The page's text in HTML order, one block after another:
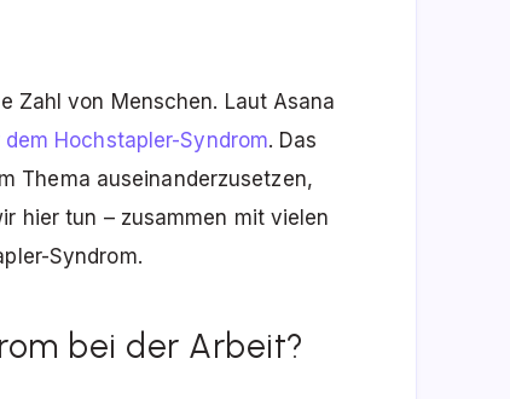
Zahl von Menschen. Laut Asana
Hochstapler-Syndrom. Das
Thema auseinanderzusetzen,
hier tun – zusammen mit vielen
Syndrom.
bei der Arbeit?